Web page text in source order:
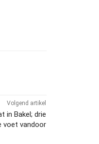
Volgend artikel
in Bakel; drie
voet vandoor